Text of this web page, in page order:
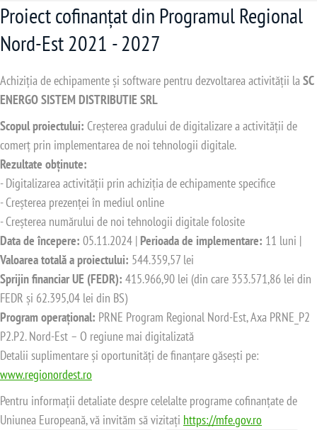
Proiect cofinanțat din Programul Regional
Nord-Est 2021 - 2027
Achiziția de echipamente și software pentru dezvoltarea activității la SC
ENERGO SISTEM DISTRIBUTIE SRL
Scopul proiectului: Creșterea gradului de digitalizare a activității de
comerț prin implementarea de noi tehnologii digitale.
Rezultate obținute:
- Digitalizarea activității prin achiziția de echipamente specifice
- Creșterea prezenței în mediul online
- Creșterea numărului de noi tehnologii digitale folosite
Data de începere: 05.11.2024 | Perioada de implementare: 11 luni |
Valoarea totală a proiectului: 544.359,57 lei
Sprijin financiar UE (FEDR): 415.966,90 lei (din care 353.571,86 lei din
FEDR și 62.395,04 lei din BS)
Program operațional: PRNE Program Regional Nord-Est, Axa PRNE_P2
P2.P2. Nord-Est – O regiune mai digitalizată
Detalii suplimentare și oportunități de finanțare găsești pe:
www.regionordest.ro
Pentru informații detaliate despre celelalte programe cofinanțate de
Uniunea Europeană, vă invităm să vizitați https://mfe.gov.ro